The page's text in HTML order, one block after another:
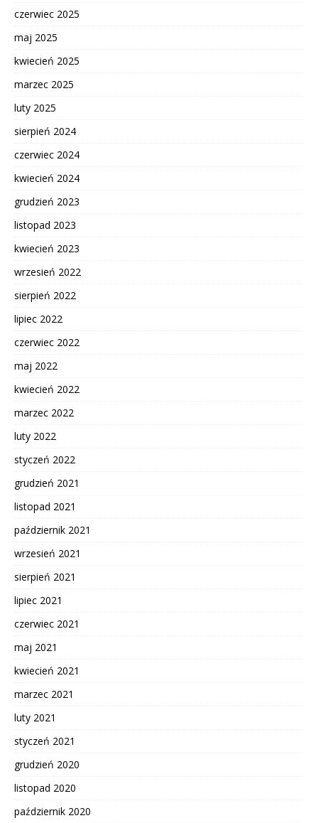
czerwiec 2025
maj 2025
kwiecień 2025
marzec 2025
luty 2025
sierpień 2024
czerwiec 2024
kwiecień 2024
grudzień 2023
listopad 2023
kwiecień 2023
wrzesień 2022
sierpień 2022
lipiec 2022
czerwiec 2022
maj 2022
kwiecień 2022
marzec 2022
luty 2022
styczeń 2022
grudzień 2021
listopad 2021
październik 2021
wrzesień 2021
sierpień 2021
lipiec 2021
czerwiec 2021
maj 2021
kwiecień 2021
marzec 2021
luty 2021
styczeń 2021
grudzień 2020
listopad 2020
październik 2020